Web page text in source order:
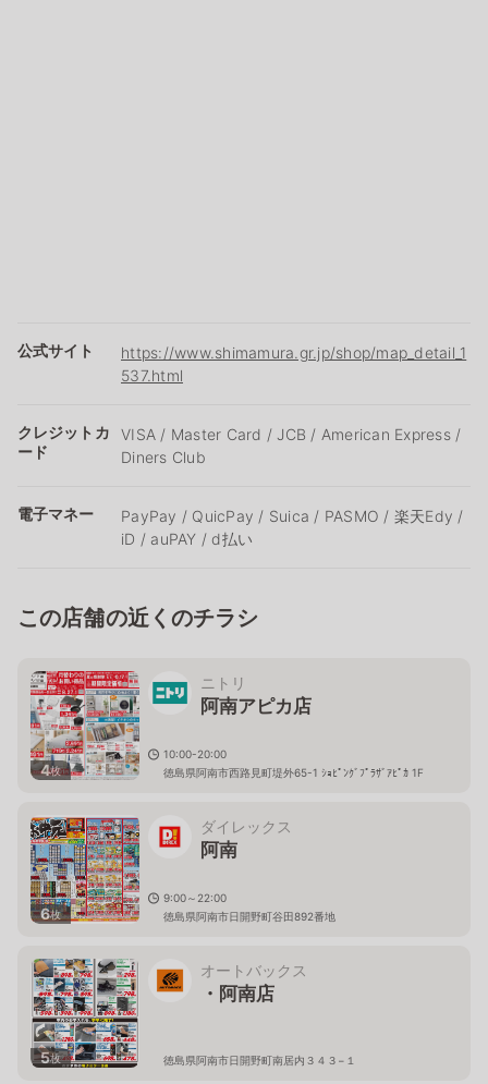
公式サイト
https://www.shimamura.gr.jp/shop/map_detail_1
537.html
クレジットカ
ード
VISA / Master Card / JCB / American Express /
Diners Club
電子マネー
PayPay / QuicPay / Suica / PASMO / 楽天Edy /
iD / auPAY / d払い
この店舗の近くのチラシ
4枚
ニトリ
阿南アピカ店
10:00-20:00
徳島県阿南市西路見町堤外65-1 ｼｮﾋﾟﾝｸﾞﾌﾟﾗｻﾞｱﾋﾟｶ 1F
6枚
ダイレックス
阿南
9:00～22:00
徳島県阿南市日開野町谷田892番地
5枚
オートバックス
・阿南店
徳島県阿南市日開野町南居内３４３−１